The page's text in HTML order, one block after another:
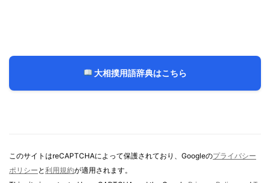
大相撲用語辞典はこちら
このサイトはreCAPTCHAによって保護されており、Googleのプライバシー
ポリシー と利用規約が適用されます。